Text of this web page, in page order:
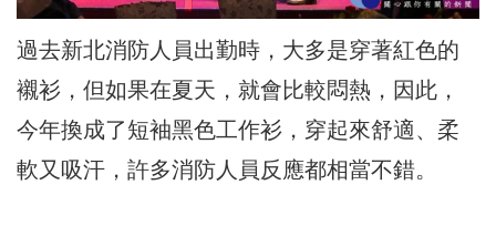
過去新北消防人員出勤時，大多是穿著紅色的
襯衫，但如果在夏天，就會比較悶熱，因此，
今年換成了短袖黑色工作衫，穿起來舒適、柔
軟又吸汗，許多消防人員反應都相當不錯。